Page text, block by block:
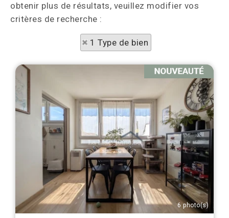
obtenir plus de résultats, veuillez modifier vos
critères de recherche :
1 Type de bien
6 photo(s)